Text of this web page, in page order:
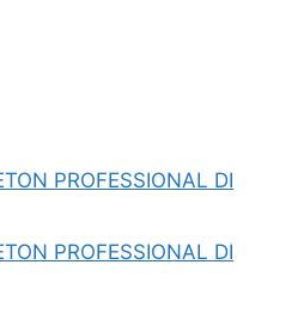
PROFESSIONAL DI
PROFESSIONAL DI